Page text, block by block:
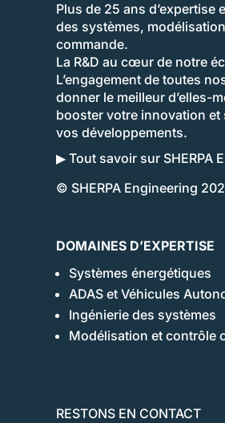
Plus de 25 ans d’expertise
des systèmes,
commande.
La R&D au cœur de notre
L’engagement de toutes
donner le meilleur d’elles-
booster votre innovation et
vos développements.
▶ Tout savoir sur SHERPA
© SHERPA Engineering
DOMAINES D’EXPERTISE
Systèmes énergétiques
ADAS et Véhicules
Ingénierie des systèmes
Modélisation et contrôle
RESTONS EN CONTACT